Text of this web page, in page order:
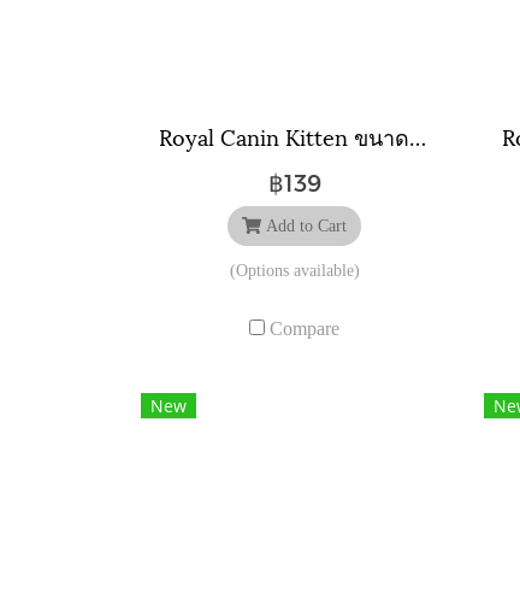
Royal Canin Kitten ขนาดถุง ( 400 กรัม , 2 กิโลกรัม , 4 กิโลกรัม )
฿139
Add to Cart
(Options available)
Compare
New